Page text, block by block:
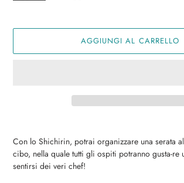
AGGIUNGI AL CARRELLO
prodotto
nel
carrello
Con lo Shichirin, potrai organizzare una serata
cibo, nella quale tutti gli ospiti potranno gusta-re
sentirsi dei veri chef!